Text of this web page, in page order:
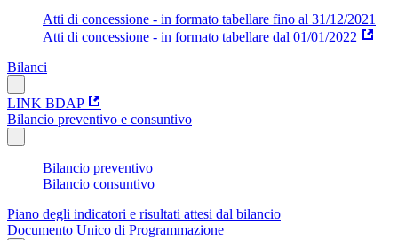
Atti di concessione - in formato tabellare fino al 31/12/2021
Atti di concessione - in formato tabellare dal 01/01/2022
Bilanci
LINK BDAP
Bilancio preventivo e consuntivo
Bilancio preventivo
Bilancio consuntivo
Piano degli indicatori e risultati attesi dal bilancio
Documento Unico di Programmazione